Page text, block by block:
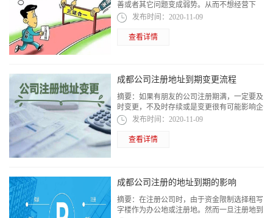
善或者其它问题变成弱势。从而不想经营下
去，就会选择转让或者注销。那么公司转让好
发布时间：2020-11-09
查看详情
成都公司注册地址到期变更流程
摘要：如果有朋友的公司注册期满，一定要及
时变更，不及时存续或是变更很有可能影响企
业营业执照的信誉度。所以，小编就整理了一
发布时间：2020-11-09
查看详情
成都公司注册的地址到期的影响
摘要：在注册公司时，由于资金限制选择租写
字楼作为办公地或注册地。然而一旦注册地到